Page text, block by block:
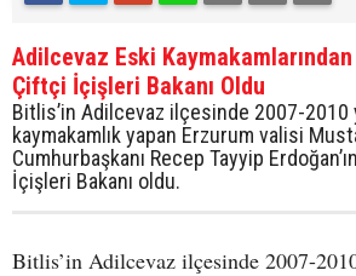
Adilcevaz Eski
Çiftçi İçişleri Bakanı Oldu
Bitlis’in Adilcevaz ilçesinde 2007-2010
kaymakamlık yapan Erzurum valisi
Cumhurbaşkanı Recep Tayyip
İçişleri Bakanı oldu.
Bitlis’in Adilcevaz ilçesinde 2007-